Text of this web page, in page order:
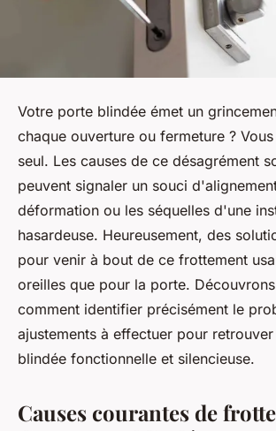
Votre porte blindée émet un
chaque ouverture ou fermeture ?
seul. Les causes de ce désagrément
peuvent signaler un souci
déformation ou les séquelles d'une
hasardeuse. Heureusement, des
pour venir à bout de ce frottement
oreilles que pour la porte.
comment identifier précisément le
ajustements à effectuer pour
blindée fonctionnelle et silencieuse.
Causes courantes de